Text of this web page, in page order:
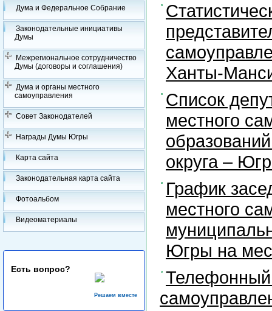
Дума и Федеральное Собрание
Законодательные инициативы
Думы
Межрегиональное сотрудничество
Думы (договоры и соглашения)
Дума и органы местного
самоуправления
Совет Законодателей
Награды Думы Югры
Карта сайта
Законодательная карта сайта
Фотоальбом
Видеоматериалы
Есть вопрос?
Решаем вместе
Ханты-
Список
местного
округа –
График
местного
Югры на
Телефонный